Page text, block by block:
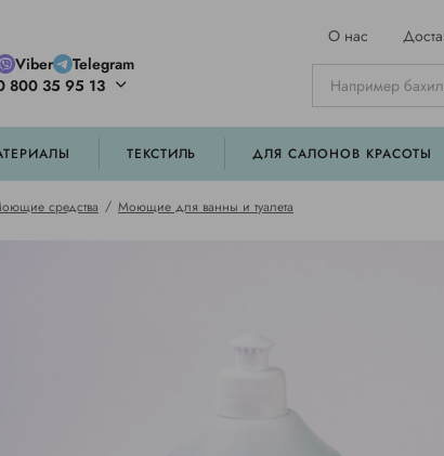
Viber
Telegram
800 35 95 13
О нас
ТЕКСТИЛЬ ДЛЯ САЛОНОВ КРАСОТЫ
средства Моющие для ванны и туалета